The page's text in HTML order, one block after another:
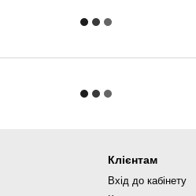
Клієнтам
Вхід до кабінету